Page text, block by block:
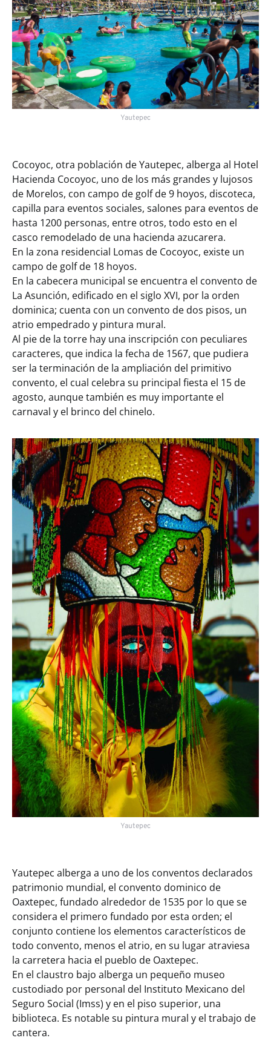
Yautepec
Cocoyoc, otra población de Yautepec, alberga al Hotel
Hacienda Cocoyoc, uno de los más grandes y lujosos
de Morelos, con campo de golf de 9 hoyos, discoteca,
capilla para eventos sociales, salones para eventos de
hasta 1200 personas, entre otros, todo esto en el
casco remodelado de una hacienda azucarera.
En la zona residencial Lomas de Cocoyoc, existe un
campo de golf de 18 hoyos.
En la cabecera municipal se encuentra el convento de
La Asunción, edificado en el siglo XVI, por la orden
dominica; cuenta con un convento de dos pisos, un
atrio empedrado y pintura mural.
Al pie de la torre hay una inscripción con peculiares
caracteres, que indica la fecha de 1567, que pudiera
ser la terminación de la ampliación del primitivo
convento, el cual celebra su principal fiesta el 15 de
agosto, aunque también es muy importante el
carnaval y el brinco del chinelo.
Yautepec
Yautepec alberga a uno de los conventos declarados
patrimonio mundial, el convento dominico de
Oaxtepec, fundado alrededor de 1535 por lo que se
considera el primero fundado por esta orden; el
conjunto contiene los elementos característicos de
todo convento, menos el atrio, en su lugar atraviesa
la carretera hacia el pueblo de Oaxtepec.
En el claustro bajo alberga un pequeño museo
custodiado por personal del Instituto Mexicano del
Seguro Social (Imss) y en el piso superior, una
biblioteca. Es notable su pintura mural y el trabajo de
cantera.